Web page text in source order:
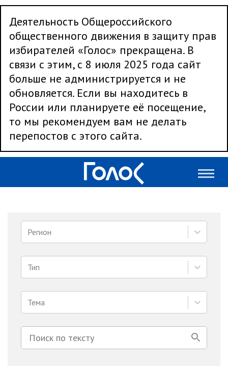
Деятельность Общероссийского
общественного движения в защиту прав
избирателей «Голос» прекращена. В
связи с этим, с 8 июля 2025 года сайт
больше не администрируется и не
обновляется. Если вы находитесь в
России или планируете её посещение,
то мы рекомендуем вам не делать
перепостов с этого сайта.
Регион
Тип
Тема